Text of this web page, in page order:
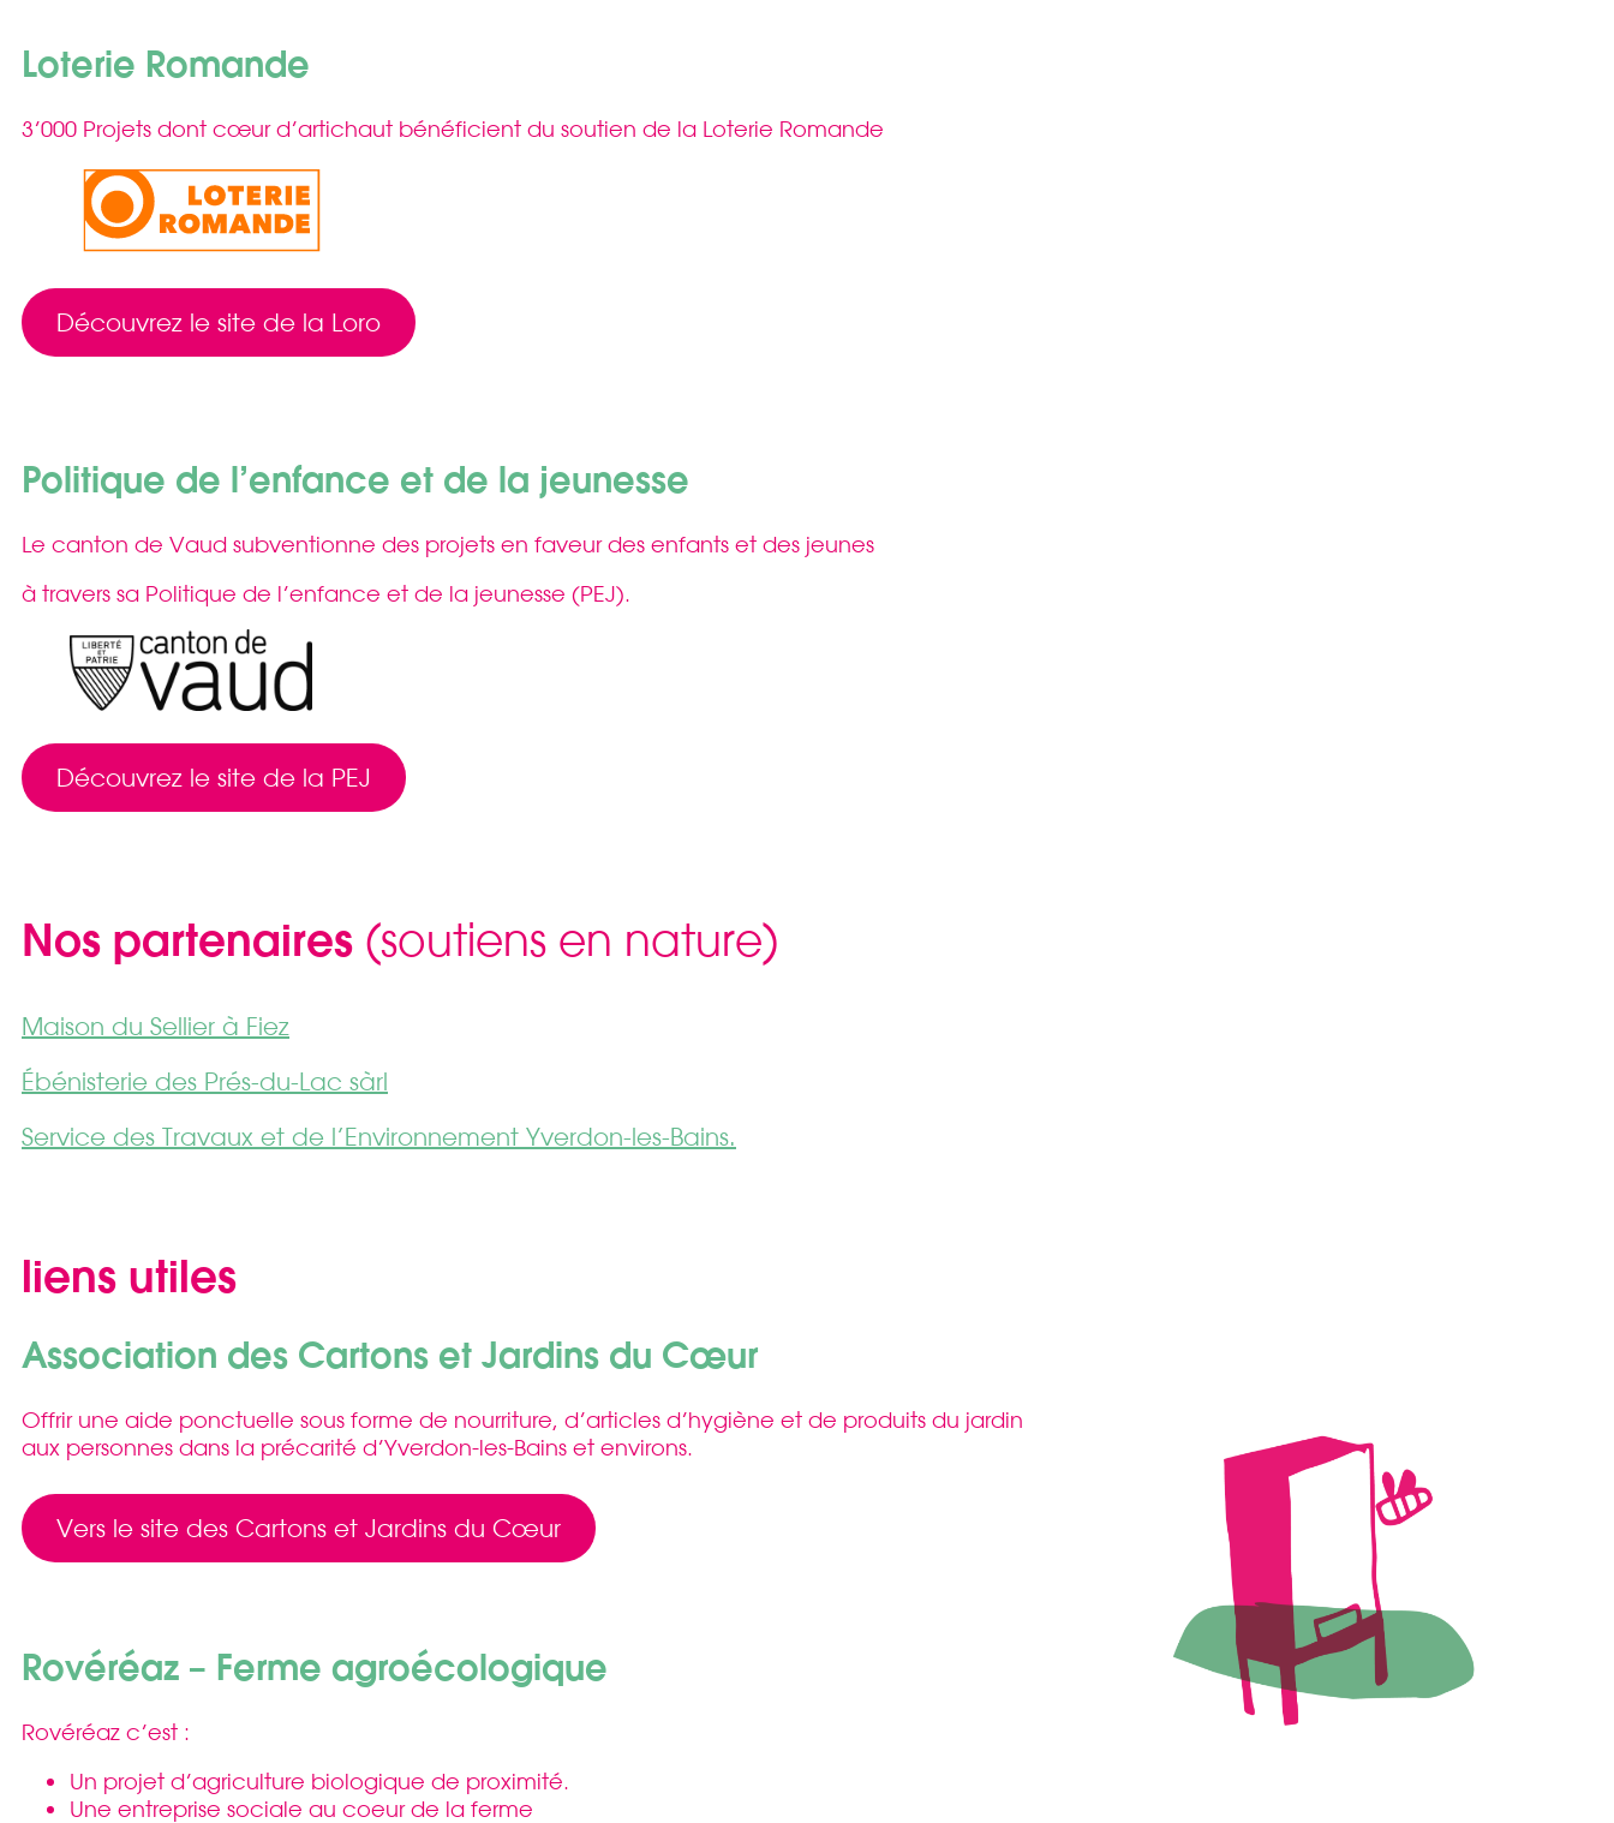
Loterie Romande
3’000 Projets dont cœur d’artichaut bénéficient du soutien de la Loterie Romande
Découvrez le site de la Loro
Politique de l’enfance et de la jeunesse
Le canton de Vaud subventionne des projets en faveur des enfants et des jeunes
à travers sa Politique de l’enfance et de la jeunesse (PEJ).
Découvrez le site de la PEJ
Nos partenaires (soutiens en nature)
Maison du Sellier à Fiez
Ébénisterie des Prés-du-Lac sàrl
Service des Travaux et de l’Environnement Yverdon-les-Bains.
liens utiles
Association des Cartons et Jardins du Cœur
Offrir une aide ponctuelle sous forme de nourriture, d’articles d’hygiène et de produits du jardin
aux personnes dans la précarité d’Yverdon-les-Bains et environs.
Vers le site des Cartons et Jardins du Cœur
Rovéréaz – Ferme agroécologique
Rovéréaz c’est :
Un projet d’agriculture biologique de proximité.
Une entreprise sociale au coeur de la ferme